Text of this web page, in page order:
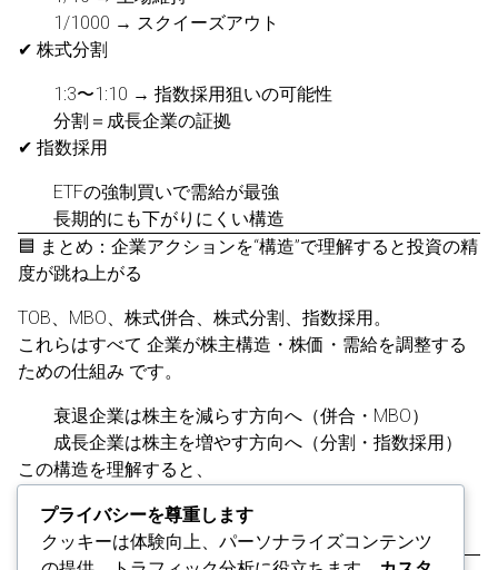
1/1000 → スクイーズアウト
✔ 株式分割
1:3〜1:10 → 指数採用狙いの可能性
分割＝成長企業の証拠
✔ 指数採用
ETFの強制買いで需給が最強
長期的にも下がりにくい構造
🟦 まとめ：企業アクションを“構造”で理解すると投資の精
度が跳ね上がる
TOB、MBO、株式併合、株式分割、指数採用。
これらはすべて 企業が株主構造・株価・需給を調整する
ための仕組み です。
衰退企業は株主を減らす方向へ（併合・MBO）
成長企業は株主を増やす方向へ（分割・指数採用）
この構造を理解すると、
投資判断の精度が劇的に上がります。
プライバシーを尊重します
クッキーは体験向上、パーソナライズコンテンツ